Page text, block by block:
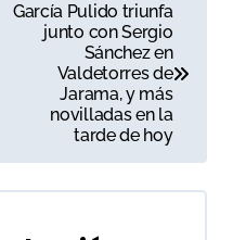
García Pulido triunfa
junto con Sergio
Sánchez en
Valdetorres de
Jarama, y más
novilladas en la
tarde de hoy